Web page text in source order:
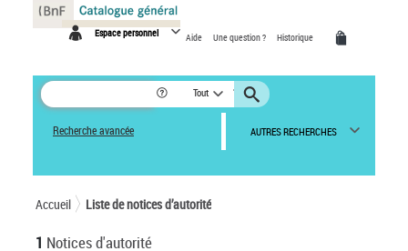
Espace personnel Aide Une question ? Historique
Tout
Recherche avancée AUTRES RECHERCHES
Accueil Liste de notices d’autorité
1 Notices d'autorité
Panneau de gestion des cookies